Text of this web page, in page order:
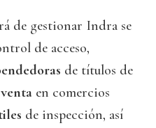
de gestionar Indra se
de acceso,
de títulos de
en comercios
de inspección, así